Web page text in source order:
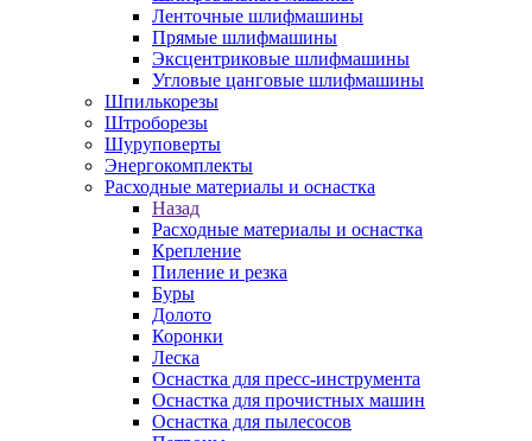
Ленточные шлифмашины
Прямые шлифмашины
Эксцентриковые шлифмашины
Угловые цанговые шлифмашины
Шпилькорезы
Штроборезы
Шуруповерты
Энергокомплекты
Расходные материалы и оснастка
Назад
Расходные материалы и оснастка
Крепление
Пиление и резка
Буры
Долото
Коронки
Леска
Оснастка для пресс-инструмента
Оснастка для прочистных машин
Оснастка для пылесосов